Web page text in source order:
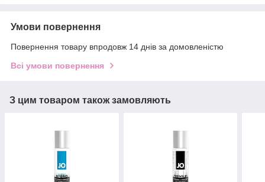
Умови повернення
Повернення товару впродовж 14 днів за домовленістю
Всі умови повернення
З цим товаром також замовляють